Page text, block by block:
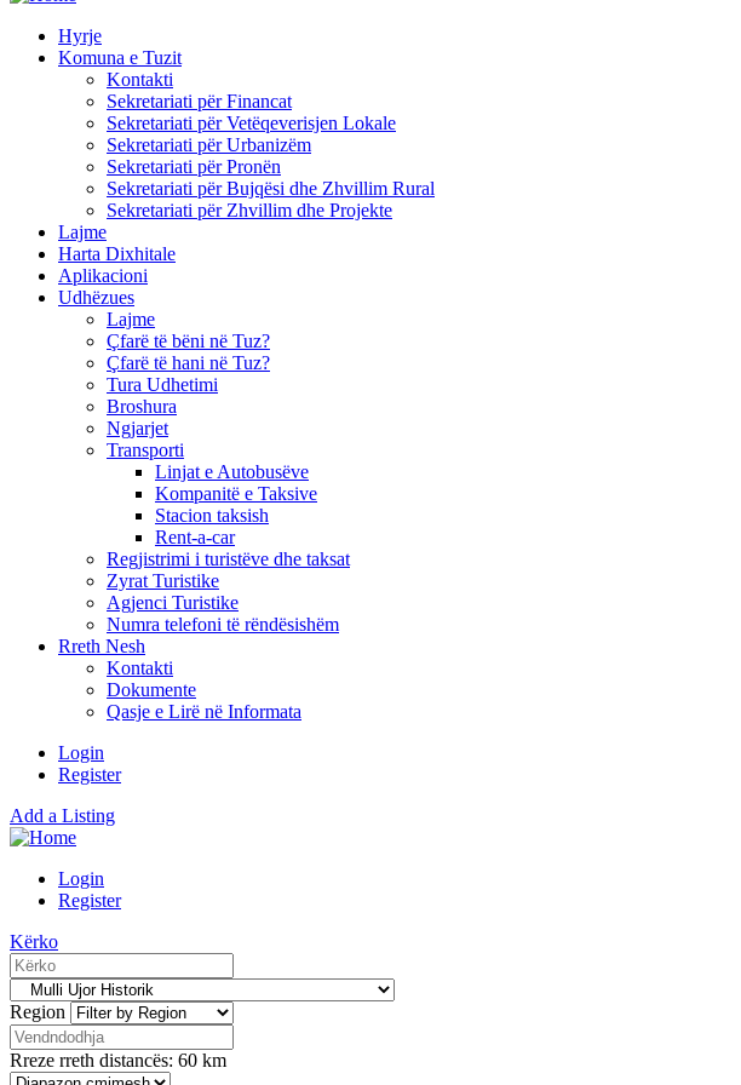
Hyrje
Komuna e Tuzit
Kontakti
Sekretariati për Financat
Sekretariati për Vetëqeverisjen Lokale
Sekretariati për Urbanizëm
Sekretariati për Pronën
Sekretariati për Bujqësi dhe Zhvillim Rural
Sekretariati për Zhvillim dhe Projekte
Lajme
Harta Dixhitale
Aplikacioni
Udhëzues
Lajme
Çfarë të bëni në Tuz?
Çfarë të hani në Tuz?
Tura Udhetimi
Broshura
Ngjarjet
Transporti
Linjat e Autobusëve
Kompanitë e Taksive
Stacion taksish
Rent-a-car
Regjistrimi i turistëve dhe taksat
Zyrat Turistike
Agjenci Turistike
Numra telefoni të rëndësishëm
Rreth Nesh
Kontakti
Dokumente
Qasje e Lirë në Informata
Login
Register
Add a Listing
Login
Register
Kërko
Region
Rreze rreth distancës: 60 km